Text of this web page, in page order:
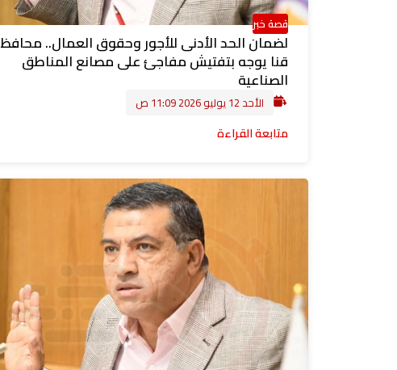
قصة خبر
لضمان الحد الأدنى للأجور وحقوق العمال.. محافظ
قنا يوجه بتفتيش مفاجئ على مصانع المناطق
الصناعية
الأحد 12 يوليو 2026 11:09 ص
متابعة القراءة